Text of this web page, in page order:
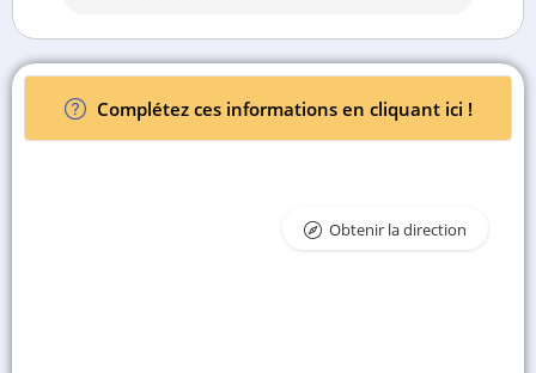
Complétez ces informations en cliquant ici !
Obtenir la direction